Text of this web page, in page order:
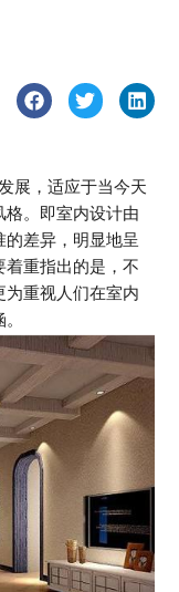
展，适应于当今天
。即室内设计由
差异，明显地呈
重指出的是，不
为重视人们在室内